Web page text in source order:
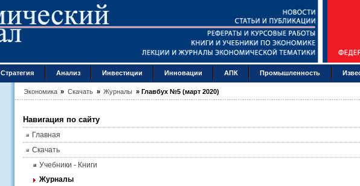
Стратегия Анализ Инвестиции Инновации АПК Промышленность
Экономика » Скачать » Журналы »Главбух №5 (март 2020)
Навигация по сайту
Главная
Скачать
Учебники - Книги
Журналы